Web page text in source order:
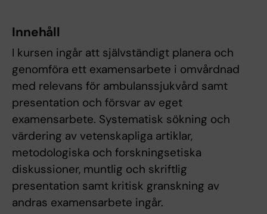
Innehåll
I kursen ingår att självständigt planera och
genomföra ett examensarbete i omvårdnad
med relevans för ambulanssjukvård samt
presentation och försvar av eget
examensarbete. Systematisk sökning och
värdering av vetenskapliga artiklar,
metodologiska och forskningsetiska
diskussioner, muntlig och skriftlig
presentation samt kritisk granskning av
andras examensarbete ingår.